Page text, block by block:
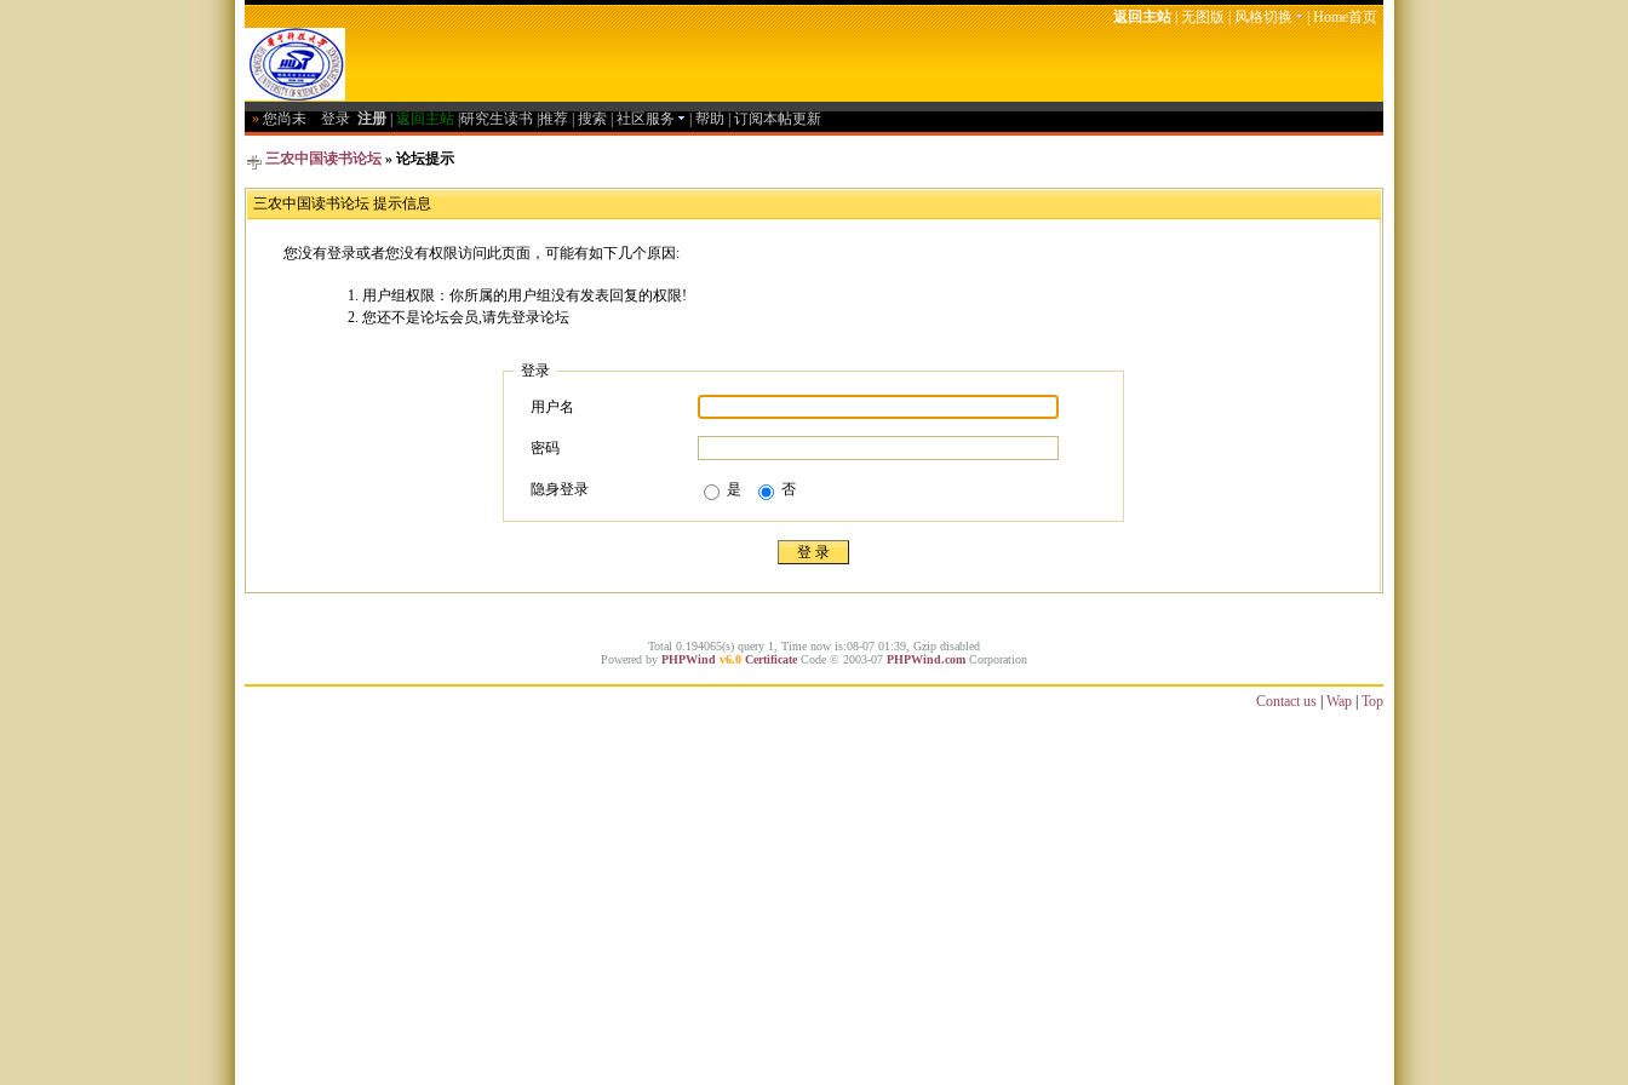
返回主站|无图版|风格切换 |Home首页
» 您尚未 登录 注册 返回主站 研究生读书 推荐 搜索 社区服务 帮助 订阅本帖更新
三农中国读书论坛 » 论坛提示
三农中国读书论坛 提示信息
您没有登录或者您没有权限访问此页面，可能有如下几个原因:
用户组权限：你所属的用户组没有发表回复的权限!
您还不是论坛会员,请先登录论坛
登录
用户名
密码
隐身登录 是 否
Total 0.194065(s) query 1, Time now is:08-07 01:39, Gzip disabled
Powered by PHPWind v6.0 Certificate Code © 2003-07 PHPWind.com Corporation
Contact us | Wap | Top